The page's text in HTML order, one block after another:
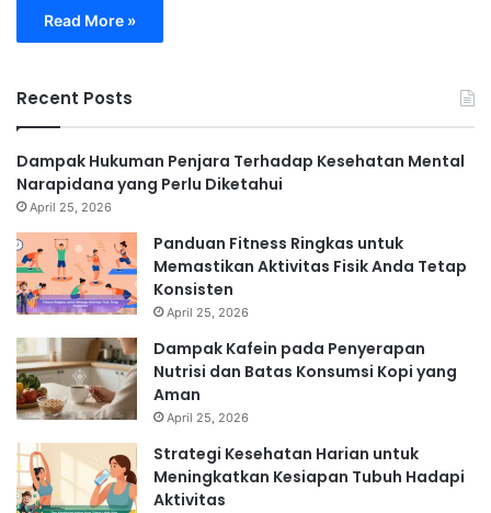
Read More »
Recent Posts
Dampak Hukuman Penjara Terhadap Kesehatan Mental
Narapidana yang Perlu Diketahui
April 25, 2026
Panduan Fitness Ringkas untuk
Memastikan Aktivitas Fisik Anda Tetap
Konsisten
April 25, 2026
Dampak Kafein pada Penyerapan
Nutrisi dan Batas Konsumsi Kopi yang
Aman
April 25, 2026
Strategi Kesehatan Harian untuk
Meningkatkan Kesiapan Tubuh Hadapi
Aktivitas